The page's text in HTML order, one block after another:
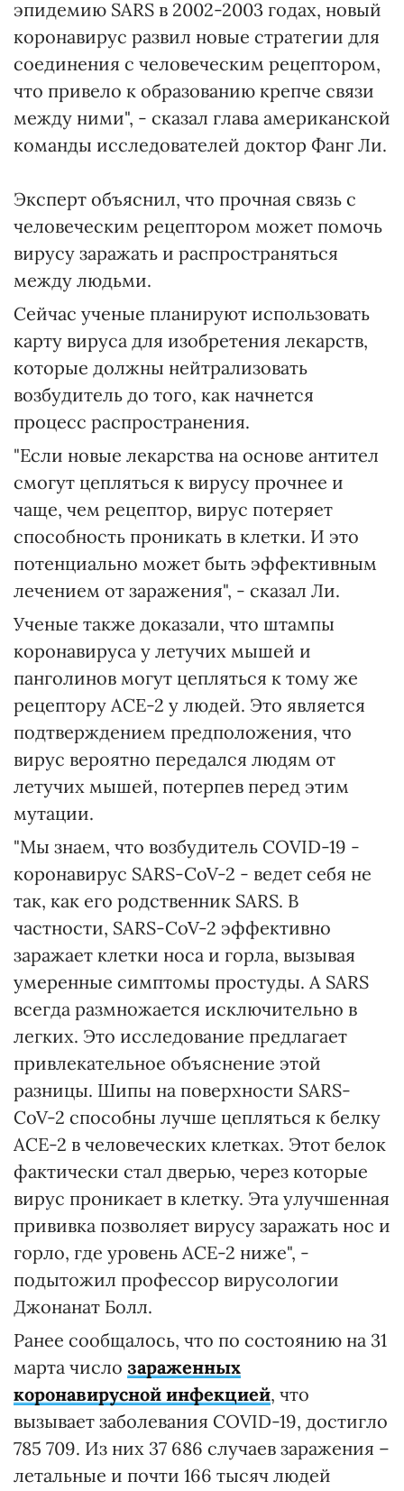
эпидемию SARS в 2002-2003 годах, новый
коронавирус развил новые стратегии для
соединения с человеческим рецептором,
что привело к образованию крепче связи
между ними", - сказал глава американской
команды исследователей доктор Фанг Ли.
Эксперт объяснил, что прочная связь с
человеческим рецептором может помочь
вирусу заражать и распространяться
между людьми.
Сейчас ученые планируют использовать
карту вируса для изобретения лекарств,
которые должны нейтрализовать
возбудитель до того, как начнется
процесс распространения.
"Если новые лекарства на основе антител
смогут цепляться к вирусу прочнее и
чаще, чем рецептор, вирус потеряет
способность проникать в клетки. И это
потенциально может быть эффективным
лечением от заражения", - сказал Ли.
Ученые также доказали, что штампы
коронавируса у летучих мышей и
панголинов могут цепляться к тому же
рецептору ACE-2 у людей. Это является
подтверждением предположения, что
вирус вероятно передался людям от
летучих мышей, потерпев перед этим
мутации.
"Мы знаем, что возбудитель COVID-19 -
коронавирус SARS-CoV-2 - ведет себя не
так, как его родственник SARS. В
частности, SARS-CoV-2 эффективно
заражает клетки носа и горла, вызывая
умеренные симптомы простуды. А SARS
всегда размножается исключительно в
легких. Это исследование предлагает
привлекательное объяснение этой
разницы. Шипы на поверхности SARS-
CoV-2 способны лучше цепляться к белку
ACE-2 в человеческих клетках. Этот белок
фактически стал дверью, через которые
вирус проникает в клетку. Эта улучшенная
прививка позволяет вирусу заражать нос и
горло, где уровень ACE-2 ниже", -
подытожил профессор вирусологии
Джонанат Болл.
Ранее сообщалось, что по состоянию на 31
марта число зараженных
коронавирусной инфекцией, что
вызывает заболевания COVID-19, достигло
785 709. Из них 37 686 случаев заражения –
летальные и почти 166 тысяч людей